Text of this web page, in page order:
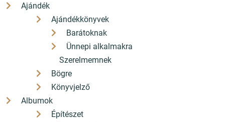
Ajándék
Ajándékkönyvek
Barátoknak
Ünnepi alkalmakra
Szerelmemnek
Bögre
Könyvjelző
Albumok
Építészet
+36 26 330 308
H-P: 9-17 Sz: 9-12
hello[a]konyvbox.hu
2085 Pilisvörösvár Fő út 82.